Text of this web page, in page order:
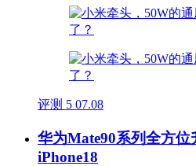
评测 5 07.08
华为Mate90系列全方位
iPhone18